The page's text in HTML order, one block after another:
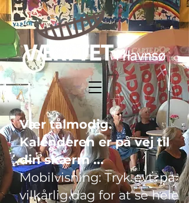
Vær tålmodig.
Kalenderen er på vej til
din skærm ...
Mobilvisning: Tryk evt. på
vilkårlig dag for at se hele